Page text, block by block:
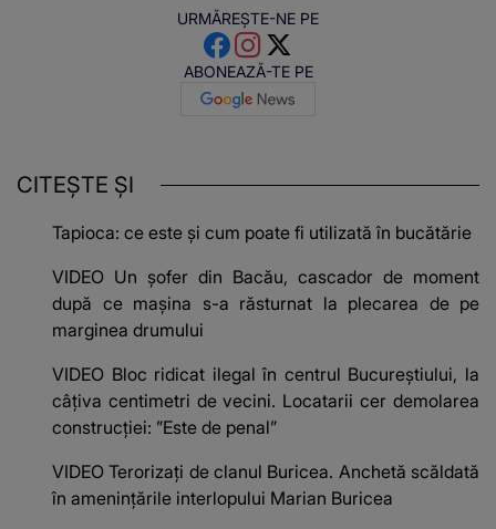
URMĂREȘTE-NE PE
ABONEAZĂ-TE PE
CITEȘTE ȘI
Tapioca: ce este și cum poate fi utilizată în bucătărie
VIDEO Un șofer din Bacău, cascador de moment
după ce mașina s-a răsturnat la plecarea de pe
marginea drumului
VIDEO Bloc ridicat ilegal în centrul Bucureștiului, la
câțiva centimetri de vecini. Locatarii cer demolarea
construcției: ”Este de penal”
VIDEO Terorizați de clanul Buricea. Anchetă scăldată
în amenințările interlopului Marian Buricea